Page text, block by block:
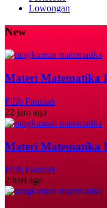
Lowongan
New
Materi Matematika
Fifih Fauziah
22 jam ago
Materi Matematika
Fifih Fauziah
2 hari ago